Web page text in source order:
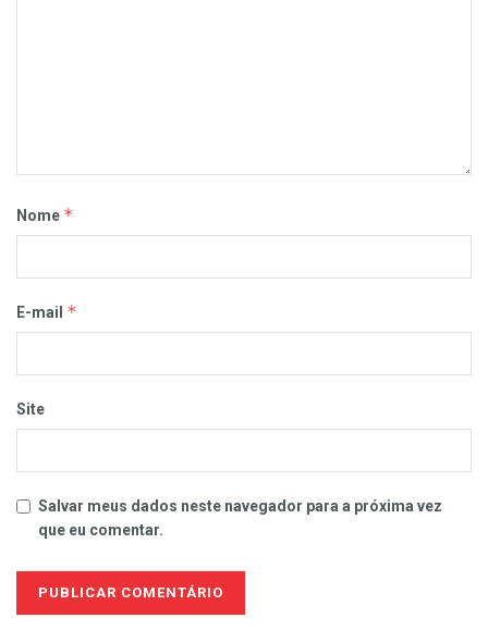
Nome *
E-mail *
Site
Salvar meus dados neste navegador para a próxima vez
que eu comentar.